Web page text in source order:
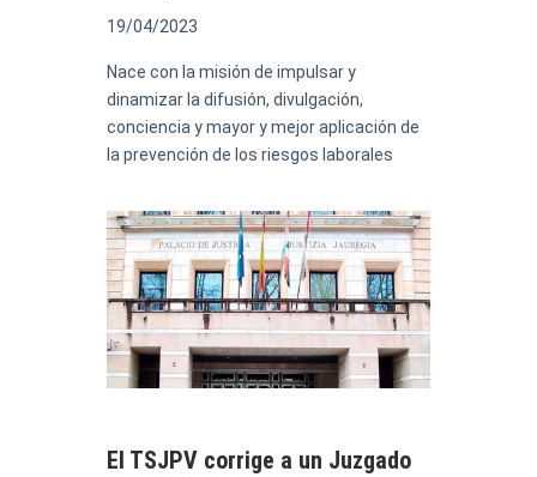
19/04/2023
Nace con la misión de impulsar y
dinamizar la difusión, divulgación,
conciencia y mayor y mejor aplicación de
la prevención de los riesgos laborales
El TSJPV corrige a un Juzgado